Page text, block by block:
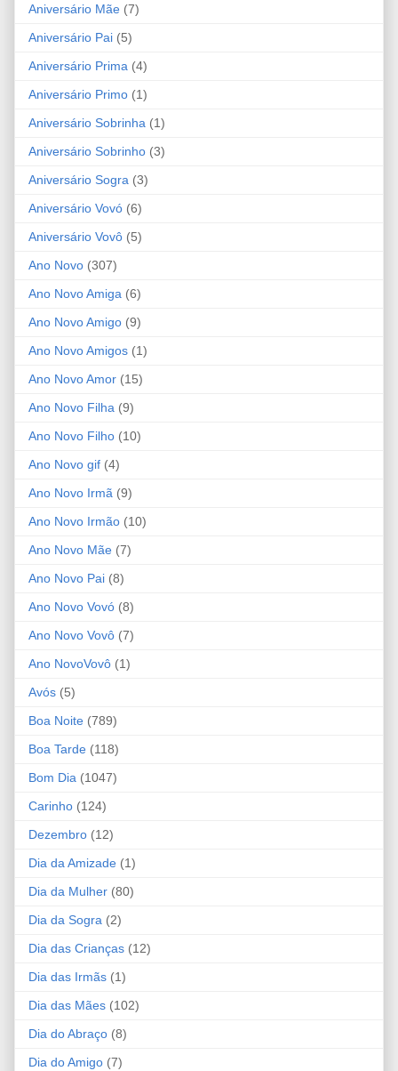
Aniversário Mãe (7)
Aniversário Pai (5)
Aniversário Prima (4)
Aniversário Primo (1)
Aniversário Sobrinha (1)
Aniversário Sobrinho (3)
Aniversário Sogra (3)
Aniversário Vovó (6)
Aniversário Vovô (5)
Ano Novo (307)
Ano Novo Amiga (6)
Ano Novo Amigo (9)
Ano Novo Amigos (1)
Ano Novo Amor (15)
Ano Novo Filha (9)
Ano Novo Filho (10)
Ano Novo gif (4)
Ano Novo Irmã (9)
Ano Novo Irmão (10)
Ano Novo Mãe (7)
Ano Novo Pai (8)
Ano Novo Vovó (8)
Ano Novo Vovô (7)
Ano NovoVovô (1)
Avós (5)
Boa Noite (789)
Boa Tarde (118)
Bom Dia (1047)
Carinho (124)
Dezembro (12)
Dia da Amizade (1)
Dia da Mulher (80)
Dia da Sogra (2)
Dia das Crianças (12)
Dia das Irmãs (1)
Dia das Mães (102)
Dia do Abraço (8)
Dia do Amigo (7)